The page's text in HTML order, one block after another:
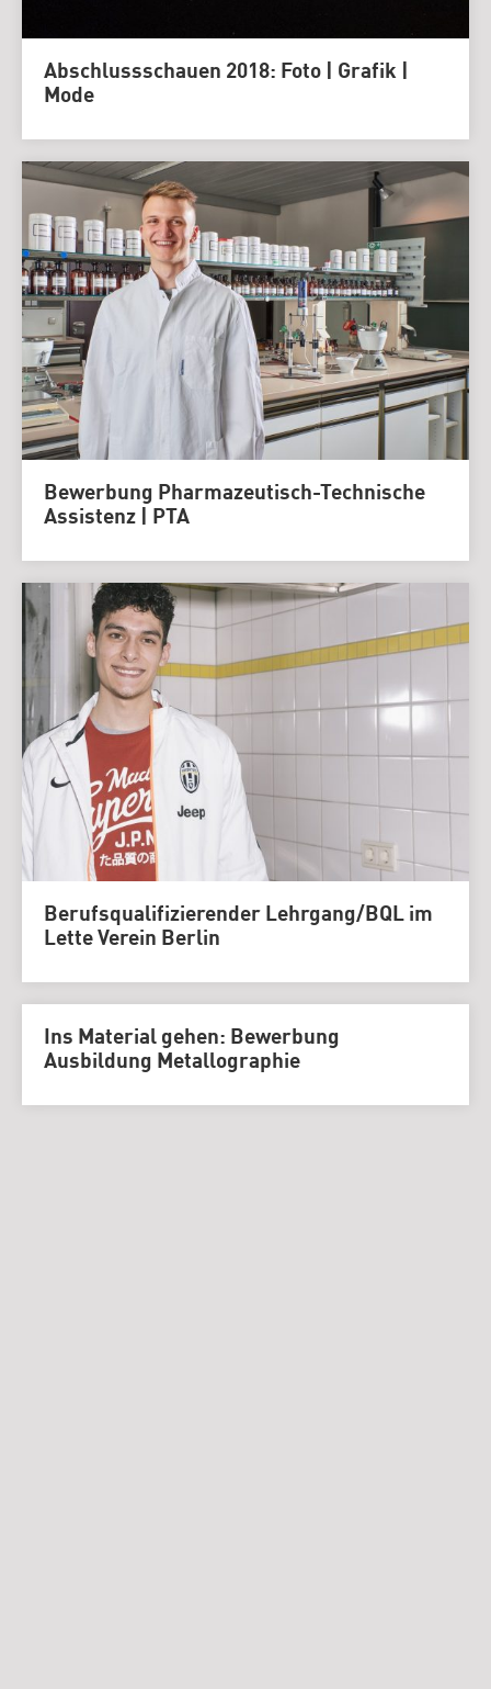
Abschlussschauen 2018: Foto | Grafik |
Mode
Bewerbung Pharmazeutisch-Technische
Assistenz | PTA
Berufsqualifizierender Lehrgang/BQL im
Lette Verein Berlin
Ins Material gehen: Bewerbung
Ausbildung Metallographie